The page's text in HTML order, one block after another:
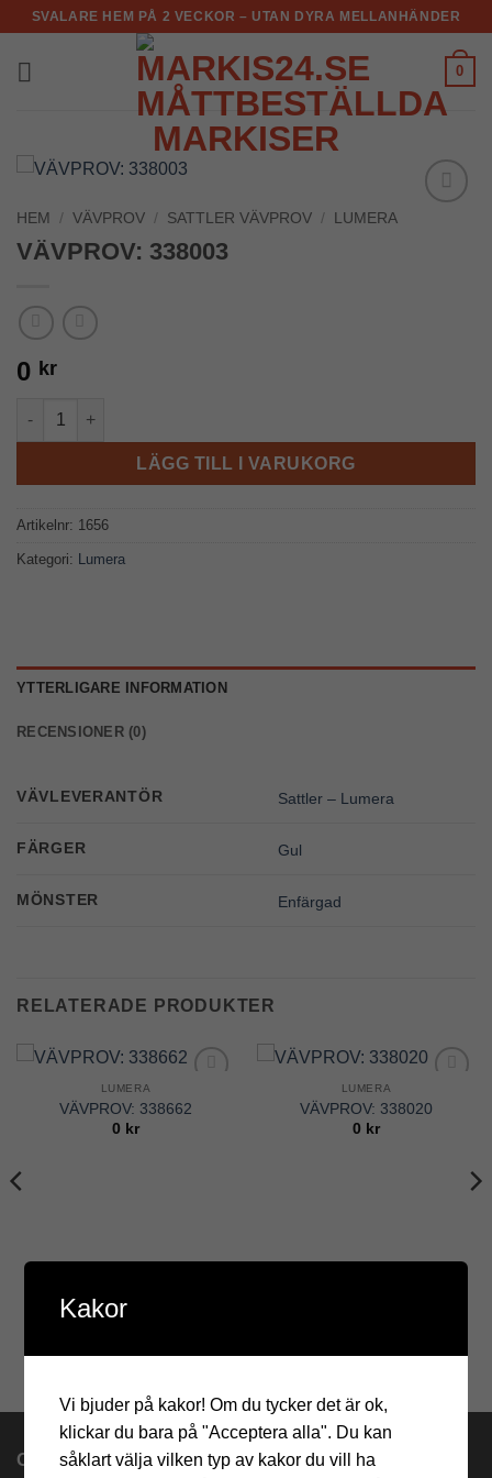
Skip
content
SVALARE HEM PÅ 2 VECKOR – UTAN DYRA MELLANHÄNDER
0
HEM / VÄVPROV / SATTLER VÄVPROV / LUMERA
VÄVPROV: 338003
0 kr
VÄVPROV: 338003 mängd
LÄGG TILL I VARUKORG
Artikelnr: 1656
Kategori: Lumera
YTTERLIGARE INFORMATION
RECENSIONER (0)
VÄVLEVERANTÖR Sattler – Lumera
FÄRGER Gul
MÖNSTER Enfärgad
RELATERADE PRODUKTER
Wishlist
LUMERA
VÄVPROV: 338662
0 kr
Wishlist
LUMERA
VÄVPROV: 338020
0 kr
OM OSS
Kakor
Vi bjuder på kakor! Om du tycker det är ok,
klickar du bara på "Acceptera alla". Du kan
såklart välja vilken typ av kakor du vill ha